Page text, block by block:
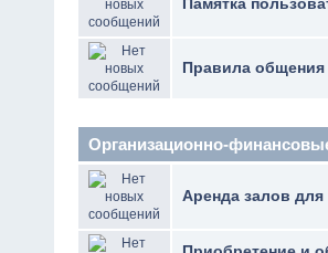
Памятка
Правила общения
Организационно-
Аренда залов для